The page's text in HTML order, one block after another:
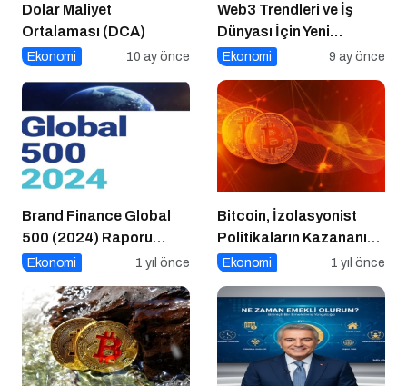
Dolar Maliyet
Ortalaması (DCA)
Ekonomi 10 ay önce
Web3 Trendleri ve İş
Dünyası İçin Yeni
Fırsatlar
Ekonomi 9 ay önce
Brand Finance Global
500 (2024) Raporu
Yayımlandı!
Ekonomi 1 yıl önce
Bitcoin, İzolasyonist
Politikaların Kazananı
Olabilir
Ekonomi 1 yıl önce